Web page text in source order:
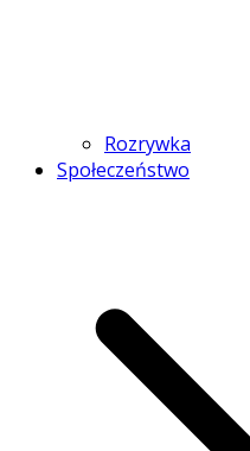
Rozrywka
Społeczeństwo